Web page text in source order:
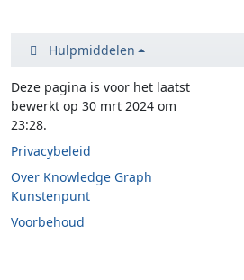
Hulpmiddelen
Deze pagina is voor het laatst
bewerkt op 30 mrt 2024 om
23:28.
Privacybeleid
Over Knowledge Graph
Kunstenpunt
Voorbehoud